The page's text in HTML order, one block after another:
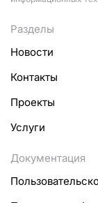
Разделы
Новости
Контакты
Проекты
Услуги
Документация